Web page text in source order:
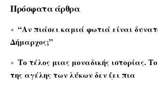
Πρόσφατα άρθρα
“Αν πιάσει καμιά φωτιά είναι
Δήμαρχος;”
Το τέλος μιας μοναδικής ιστορίας.
της αγέλης των λύκων δεν ζει πια